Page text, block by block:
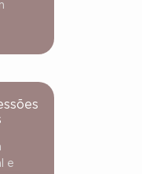
e